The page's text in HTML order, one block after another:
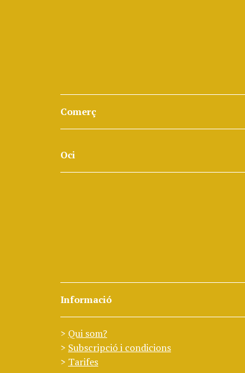
Comerç
Oci
Informació
Qui som?
Subscripció i condicions
Tarifes